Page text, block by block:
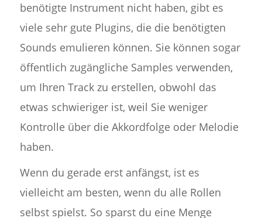
benötigte Instrument nicht haben, gibt es
viele sehr gute Plugins, die die benötigten
Sounds emulieren können. Sie können sogar
öffentlich zugängliche Samples verwenden,
um Ihren Track zu erstellen, obwohl das
etwas schwieriger ist, weil Sie weniger
Kontrolle über die Akkordfolge oder Melodie
haben.
Wenn du gerade erst anfängst, ist es
vielleicht am besten, wenn du alle Rollen
selbst spielst. So sparst du eine Menge